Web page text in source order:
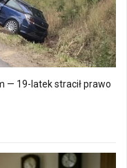
— 19-latek stracił prawo